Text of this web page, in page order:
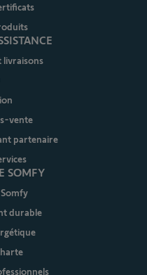
livraisons
vente
partenaire
SOMFY
durable